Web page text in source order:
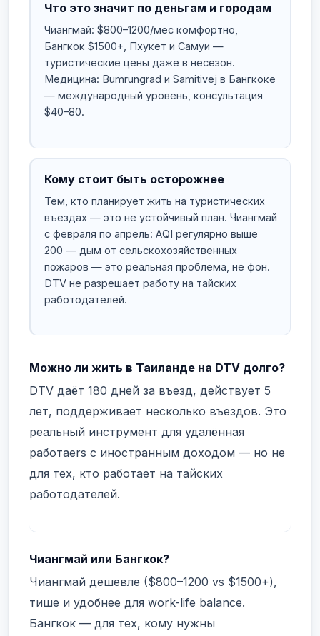
Что это значит по деньгам и городам
Чиангмай: $800–1200/мес комфортно,
Бангкок $1500+, Пхукет и Самуи —
туристические цены даже в несезон.
Медицина: Bumrungrad и Samitivej в Бангкоке
— международный уровень, консультация
$40–80.
Кому стоит быть осторожнее
Тем, кто планирует жить на туристических
въездах — это не устойчивый план. Чиангмай
с февраля по апрель: AQI регулярно выше
200 — дым от сельскохозяйственных
пожаров — это реальная проблема, не фон.
DTV не разрешает работу на тайских
работодателей.
Можно ли жить в Таиланде на DTV долго?
DTV даёт 180 дней за въезд, действует 5
лет, поддерживает несколько въездов. Это
реальный инструмент для удалённая
работаers с иностранным доходом — но не
для тех, кто работает на тайских
работодателей.
Чиангмай или Бангкок?
Чиангмай дешевле ($800–1200 vs $1500+),
тише и удобнее для work-life balance.
Бангкок — для тех, кому нужны